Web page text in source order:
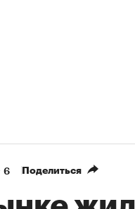
6 Поделиться